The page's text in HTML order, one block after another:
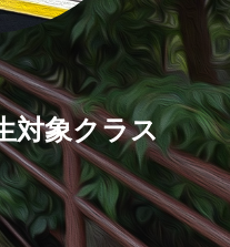
対象クラス